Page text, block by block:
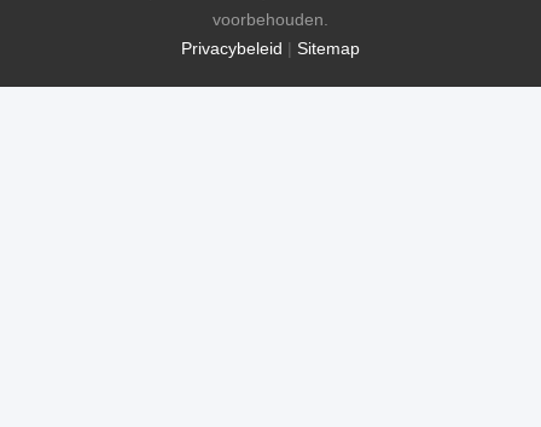
Privacybeleid | Sitemap
voorbehouden.